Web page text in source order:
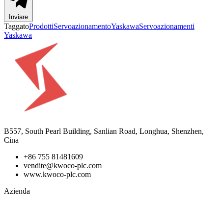
Inviare
TaggatoProdottiServoazionamentoYaskawaServoazionamenti
Yaskawa
B557, South Pearl Building, Sanlian Road, Longhua, Shenzhen,
Cina
+86 755 81481609
vendite@kwoco-plc.com
www.kwoco-plc.com
Azienda